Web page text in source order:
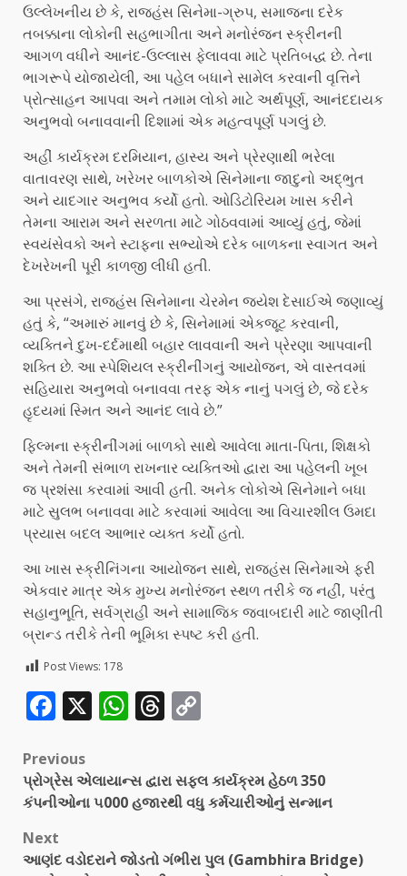
ઉલ્લેખનીય છે કે, રાજહંસ સિનેમા-ગ્રુપ, સમાજના દરેક
તબક્કાના લોકોની સહભાગીતા અને મનોરંજન સ્ક્રીનની
આગળ વધીને આનંદ-ઉલ્લાસ ફેલાવવા માટે પ્રતિબદ્ધ છે. તેના
ભાગરૂપે યોજાયેલી, આ ​​પહેલ બધાને સામેલ કરવાની વૃત્તિને
પ્રોત્સાહન આપવા અને તમામ લોકો માટે અર્થપૂર્ણ, આનંદદાયક
અનુભવો બનાવવાની દિશામાં એક મહત્વપૂર્ણ પગલું છે.
અહીં કાર્યક્રમ દરમિયાન, હાસ્ય અને પ્રેરણાથી ભરેલા
વાતાવરણ સાથે, ખરેખર બાળકોએ સિનેમાના જાદુનો અદ્ભુત
અને યાદગાર અનુભવ કર્યો હતો. ઓડિટોરિયમ ખાસ કરીને
તેમના આરામ અને સરળતા માટે ગોઠવવામાં આવ્યું હતું, જેમાં
સ્વયંસેવકો અને સ્ટાફના સભ્યોએ દરેક બાળકના સ્વાગત અને
દેખરેખની પૂરી કાળજી લીધી હતી.
આ પ્રસંગે, રાજહંસ સિનેમાના ચેરમેન જયેશ દેસાઈએ જણાવ્યું
હતું કે, “અમારું માનવું છે કે, સિનેમામાં એકજૂટ કરવાની,
વ્યક્તિને દુખ-દર્દમાથી બહાર લાવવાની અને પ્રેરણા આપવાની
શક્તિ છે. આ સ્પેશિયલ સ્ક્રીનીંગનું આયોજન, એ વાસ્તવમાં
સહિયારા અનુભવો બનાવવા તરફ એક નાનું પગલું છે, જે દરેક
હૃદયમાં સ્મિત અને આનંદ લાવે છે.”
ફિલ્મના સ્ક્રીનીંગમાં બાળકો સાથે આવેલા માતા-પિતા, શિક્ષકો
અને તેમની સંભાળ રાખનાર વ્યક્તિઓ દ્વારા આ પહેલની ખૂબ
જ પ્રશંસા કરવામાં આવી હતી. અનેક લોકોએ સિનેમાને બધા
માટે સુલભ બનાવવા માટે કરવામાં આવેલા આ વિચારશીલ ઉમદા
પ્રયાસ બદલ આભાર વ્યક્ત કર્યો હતો.
આ ખાસ સ્ક્રીનિંગના આયોજન સાથે, રાજહંસ સિનેમાએ ફરી
એકવાર માત્ર એક મુખ્ય મનોરંજન સ્થળ તરીકે જ નહીં, પરંતુ
સહાનુભૂતિ, સર્વગ્રાહી અને સામાજિક જવાબદારી માટે જાણીતી
બ્રાન્ડ તરીકે તેની ભૂમિકા સ્પષ્ટ કરી હતી.
Post Views: 178
Facebook
X WhatsApp
Threads
Previous
પ્રોગ્રેસ એલાયાન્સ દ્વારા સફલ કાર્યક્રમ હેઠળ 350
કંપનીઓના ૫000 હજારથી વધુ કર્મચારીઓનું સન્માન
Next
આણંદ વડોદરાને જોડતો ગંભીરા પુલ (Gambhira Bridge)